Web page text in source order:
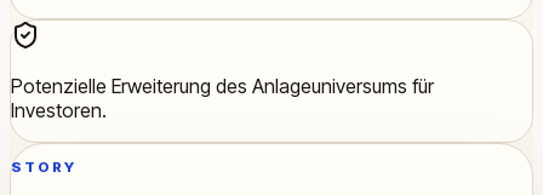
Potenzielle Erweiterung des Anlageuniversums für
Investoren.
STORY